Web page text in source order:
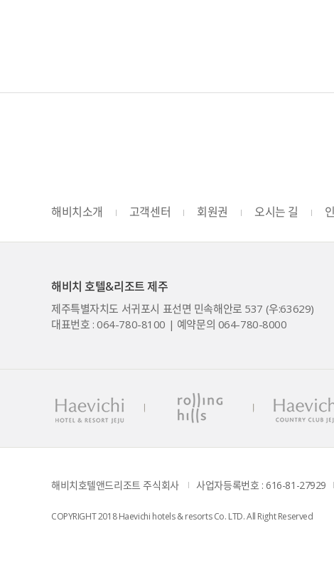
해비치소개 고객센터 회원권 오시는 길
해비치 호텔&리조트 제주
제주특별자치도 서귀포시 표선면 민속해안로 537 (우:63629)
대표번호 : 064-780-8100 | 예약문의 064-780-8000
해비치호텔앤드리조트 주식회사 사업자등록번호 : 616-81-27929
COPYRIGHT 2018 Haevichi hotels & resorts Co. LTD. All Right Reserved